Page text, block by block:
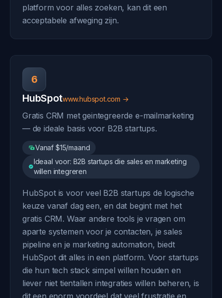
platform voor alles zoeken, kan dit een
acceptabele afweging zijn.
6
HubSpotwww.hubspot.com →
Gratis CRM met geintegreerde e-mailmarketing
— de ideale basis voor B2B startups.
Vanaf $15/maand
Ideaal voor: B2B startups die sales en marketing
willen integreren
HubSpot is voor veel B2B startups de logische
keuze vanaf dag een, en dat begint met het
gratis CRM. Waar andere tools je vragen om
aparte systemen voor je contacten, je sales
pipeline en je marketing automation, biedt
HubSpot dit alles in een platform. Voor startups
die hun tech stack simpel willen houden en
liever niet tientallen integraties willen beheren, is
dit een enorm voordeel dat veel frustratie en